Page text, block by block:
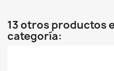
13 otros productos
categoría: